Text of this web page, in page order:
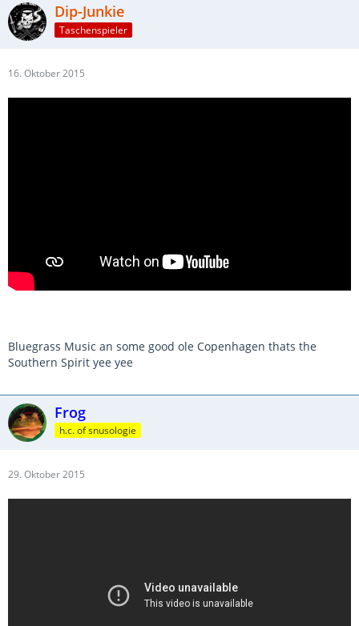
Dip-Junkie
Taschenspieler
16. Oktober 2015
Bluegrass Music an some good ole Copenhagen thats the
Southern Spirit yee yee
Frog
h.c. of snusologie
29. Oktober 2015